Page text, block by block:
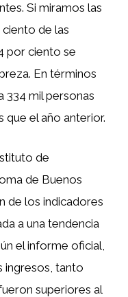
Si miramos las
ciento de las
por ciento se
En términos
334 mil personas
que el año anterior.
de
de Buenos
de los indicadores
a una tendencia
el informe oficial,
ingresos, tanto
superiores al